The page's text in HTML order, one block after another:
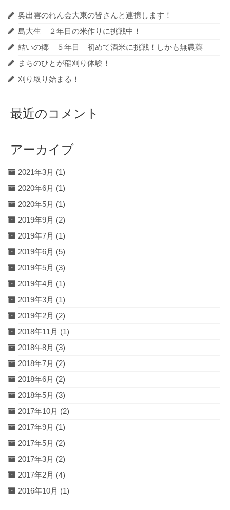
奥出雲のれん会大東の皆さんと連携します！
島大生 ２年目の米作りに挑戦中！
結いの郷 ５年目 初めて酒米に挑戦！しかも無農薬
まちのひとが稲刈り体験！
刈り取り始まる！
最近のコメント
アーカイブ
2021年3月 (1)
2020年6月 (1)
2020年5月 (1)
2019年9月 (2)
2019年7月 (1)
2019年6月 (5)
2019年5月 (3)
2019年4月 (1)
2019年3月 (1)
2019年2月 (2)
2018年11月 (1)
2018年8月 (3)
2018年7月 (2)
2018年6月 (2)
2018年5月 (3)
2017年10月 (2)
2017年9月 (1)
2017年5月 (2)
2017年3月 (2)
2017年2月 (4)
2016年10月 (1)